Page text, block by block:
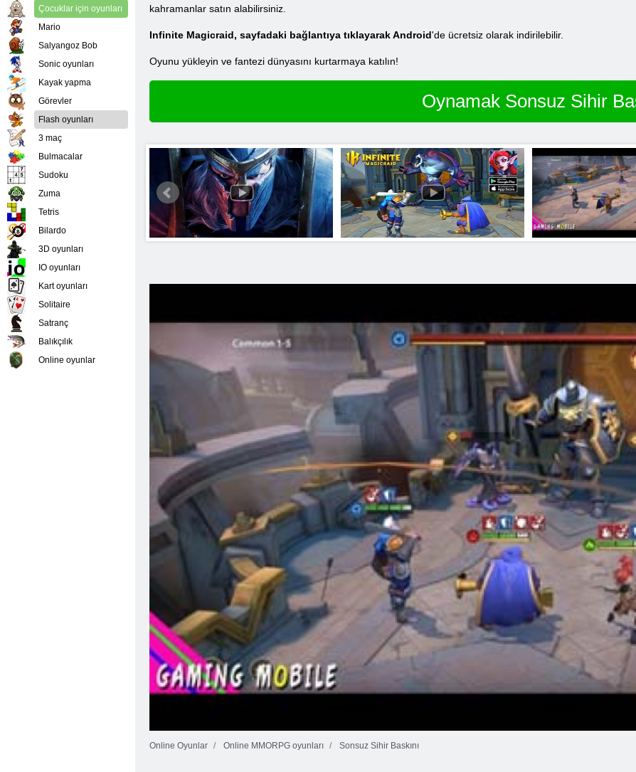
kahramanlar satın alabilirsiniz.
Infinite Magicraid, sayfadaki bağlantıya tıklayarak Android'de ücretsiz olarak indirilebilir.
Oyunu yükleyin ve fantezi dünyasını kurtarmaya katılın!
Oynamak Sonsuz Sihir
Online Oyunlar Online MMORPG oyunları Sonsuz Sihir Baskını
Çocuklar için oyunları
Mario
Salyangoz Bob
Sonic oyunları
Kayak yapma
Görevler
Flash oyunları
3 maç
Bulmacalar
Sudoku
Zuma
Tetris
Bilardo
3D oyunları
IO oyunları
Kart oyunları
Solitaire
Satranç
Balıkçılık
Online oyunlar